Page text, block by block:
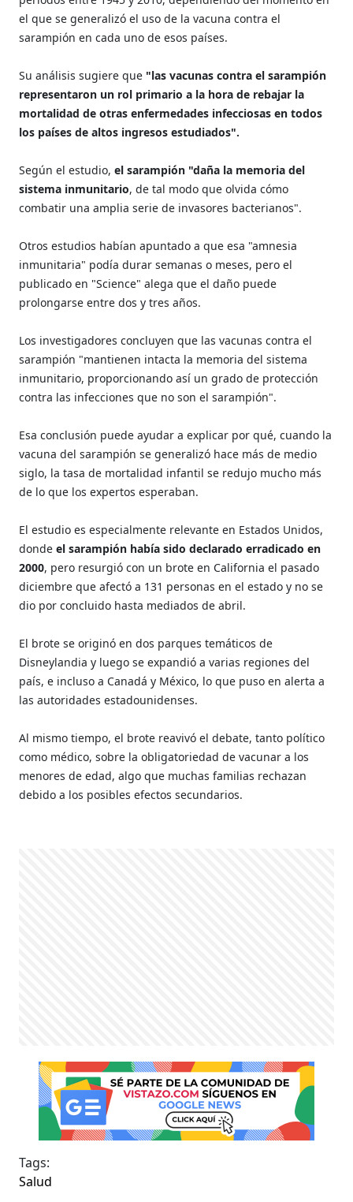
el que se generalizó el uso de la vacuna contra el
sarampión en cada uno de esos países.
Su análisis sugiere que "las vacunas contra el sarampión
representaron un rol primario a la hora de rebajar la
mortalidad de otras enfermedades infecciosas en todos
los países de altos ingresos estudiados".
Según el estudio,el sarampión "daña la memoria del
sistema inmunitario, de tal modo que olvida cómo
combatir una amplia serie de invasores bacterianos".
Otros estudios habían apuntado a que esa "amnesia
inmunitaria" podía durar semanas o meses, pero el
publicado en "Science" alega que el daño puede
prolongarse entre dos y tres años.
Los investigadores concluyen que las vacunas contra el
sarampión "mantienen intacta la memoria del sistema
inmunitario, proporcionando así un grado de protección
contra las infecciones que no son el sarampión".
Esa conclusión puede ayudar a explicar por qué, cuando la
vacuna del sarampión se generalizó hace más de medio
siglo, la tasa de mortalidad infantil se redujo mucho más
de lo que los expertos esperaban.
El estudio es especialmente relevante en Estados Unidos,
dondeel sarampión había sido declarado erradicado en
2000, pero resurgió con un brote en California el pasado
diciembre que afectó a 131 personas en el estado y no se
dio por concluido hasta mediados de abril.
El brote se originó en dos parques temáticos de
Disneylandia y luego se expandió a varias regiones del
país, e incluso a Canadá y México, lo que puso en alerta a
las autoridades estadounidenses.
Al mismo tiempo, el brote reavivó el debate, tanto político
como médico, sobre la obligatoriedad de vacunar a los
menores de edad, algo que muchas familias rechazan
debido a los posibles efectos secundarios.
Tags:
Salud